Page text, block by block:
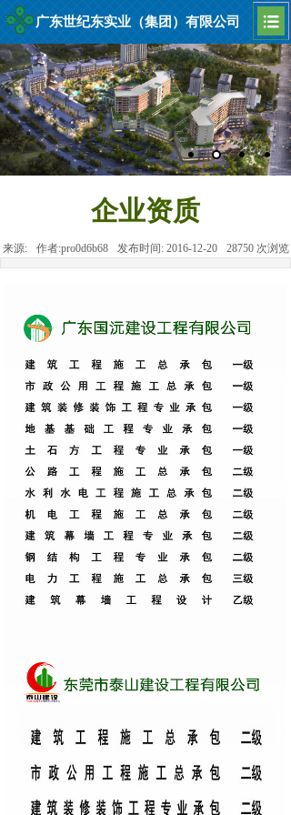
广东世纪东实业（集团）有限公司
企业资质
来源: 作者:pro0d6b68 发布时间: 2016-12-20 28750 次浏览